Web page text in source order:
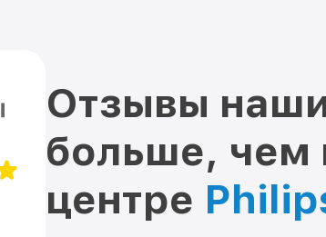
Отзывы
больше, чем
центре